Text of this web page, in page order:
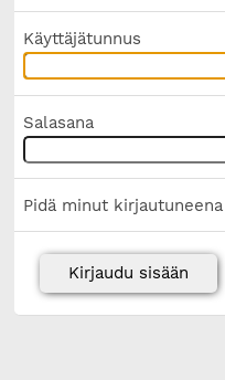
Käyttäjätunnus
Salasana
Pidä minut